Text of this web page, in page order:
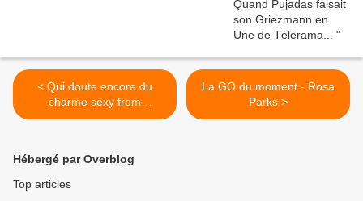
< Qui doute encore du
charme sexy from
Bollywood... Hot Hindi song
La GO du moment - Rosa
Parks >
Hébergé par Overblog
Top articles